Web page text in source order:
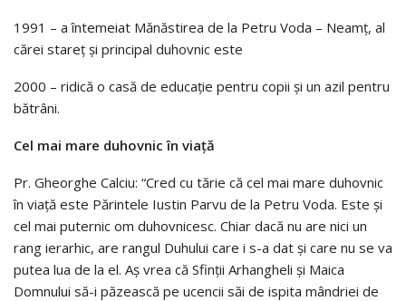
1991 – a întemeiat Mănăstirea de la Petru Voda – Neamţ, al
cărei stareţ şi principal duhovnic este
2000 – ridică o casă de educaţie pentru copii şi un azil pentru
bătrâni.
Cel mai mare duhovnic în viaţă
Pr. Gheorghe Calciu: “Cred cu tărie că cel mai mare duhovnic
în viaţă este Părintele Iustin Parvu de la Petru Voda. Este şi
cel mai puternic om duhovnicesc. Chiar dacă nu are nici un
rang ierarhic, are rangul Duhului care i s-a dat şi care nu se va
putea lua de la el. Aş vrea că Sfinţii Arhangheli şi Maica
Domnului să-i păzească pe ucencii săi de ispita mândriei de